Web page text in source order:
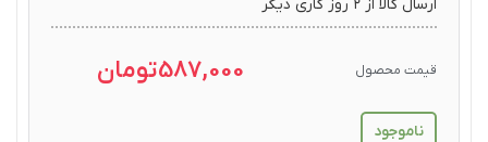
ارسال کالا از ۲ روز کاری دیگر
قیمت محصول 587,000تومان
ناموجود